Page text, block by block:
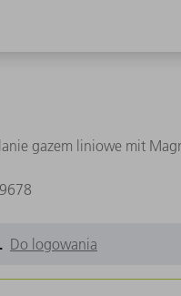
gazem liniowe mit
Do logowania